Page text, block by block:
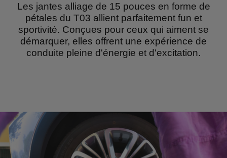
Les jantes alliage de 15 pouces en forme de
pétales du T03 allient parfaitement fun et
sportivité. Conçues pour ceux qui aiment se
démarquer, elles offrent une expérience de
conduite pleine d'énergie et d'excitation.